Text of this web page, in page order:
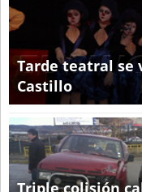
Tarde teatral se
Castillo
Triple colisión